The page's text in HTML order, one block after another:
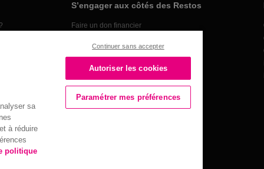
demain 20 août de 9h à 20h
S’engager aux côtés des Restos
Faire un don financier
Faire un don en nature
Devenir bénévole
©
sa
à réduire
politique
Continuer sans accepter
Autoriser les cookies
Paramétrer mes préférences